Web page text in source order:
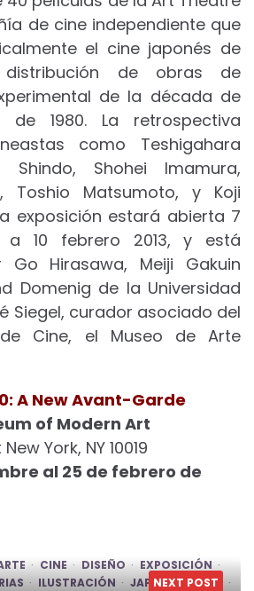
de cine independiente que
el cine japonés de
de obras de
de la década de
de 1980. La retrospectiva
como Teshigahara
Shindo, Shohei Imamura,
Toshio Matsumoto, y Koji
exposición estará abierta 7
a 10 febrero 2013, y está
Go Hirasawa, Meiji Gakuin
Domenig de la Universidad
Siegel, curador asociado del
Cine, el Museo de Arte
A New Avant-Garde
of Modern Art
York, NY 10019
al 25 de febrero de
CINE DISEÑO
EXPOSICIÓN
ILUSTRACIÓN JAPÓN
MOMA
NEXT POST